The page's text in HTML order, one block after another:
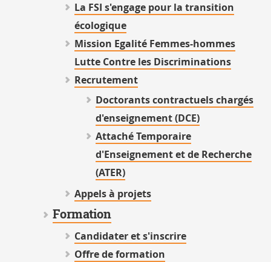
La FSI s'engage pour la transition
écologique
Mission Egalité Femmes-hommes
Lutte Contre les Discriminations
Recrutement
Doctorants contractuels chargés
d'enseignement (DCE)
Attaché Temporaire
d'Enseignement et de Recherche
(ATER)
Appels à projets
Formation
Candidater et s'inscrire
Offre de formation